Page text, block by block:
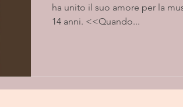
ha unito il suo amore per la
14 anni. <<Quando...